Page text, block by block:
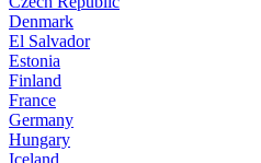
Denmark
El Salvador
Estonia
Finland
France
Germany
Hungary
Iceland